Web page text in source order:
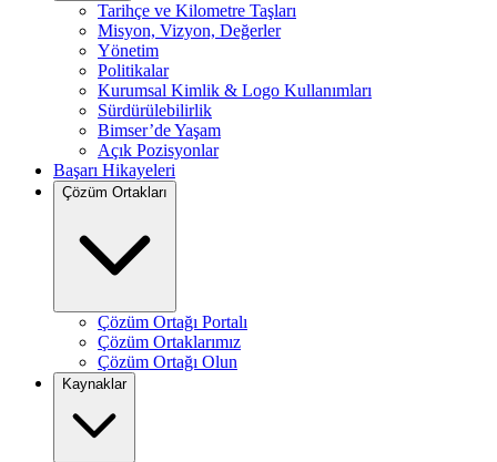
Tarihçe ve Kilometre Taşları
Misyon, Vizyon, Değerler
Yönetim
Politikalar
Kurumsal Kimlik & Logo Kullanımları
Sürdürülebilirlik
Bimser’de Yaşam
Açık Pozisyonlar
Başarı Hikayeleri
Çözüm Ortakları
Çözüm Ortağı Portalı
Çözüm Ortaklarımız
Çözüm Ortağı Olun
Kaynaklar